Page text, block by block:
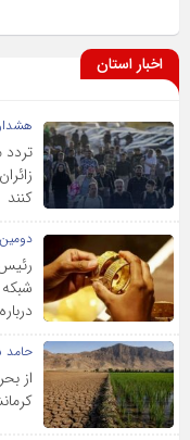
اخبار استان
کنند
دومین
حامد
از